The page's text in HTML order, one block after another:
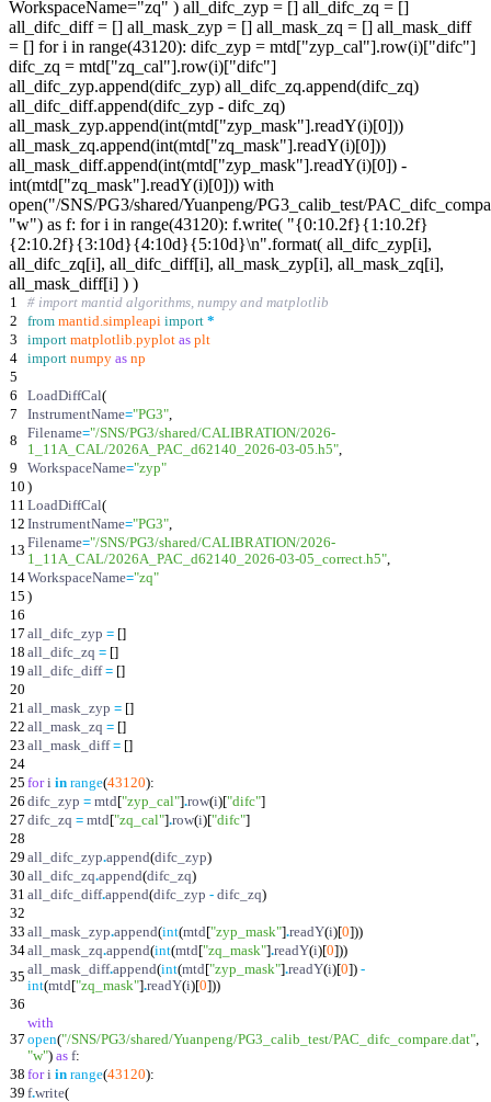
WorkspaceName="zq" ) all_difc_zyp = [] all_difc_zq = []
all_difc_diff = [] all_mask_zyp = [] all_mask_zq = [] all_mask_diff
= [] for i in range(43120): difc_zyp = mtd["zyp_cal"].row(i)["difc"]
difc_zq = mtd["zq_cal"].row(i)["difc"]
all_difc_zyp.append(difc_zyp) all_difc_zq.append(difc_zq)
all_difc_diff.append(difc_zyp - difc_zq)
all_mask_zyp.append(int(mtd["zyp_mask"].readY(i)[0]))
all_mask_zq.append(int(mtd["zq_mask"].readY(i)[0]))
all_mask_diff.append(int(mtd["zyp_mask"].readY(i)[0]) -
int(mtd["zq_mask"].readY(i)[0])) with
open("/SNS/PG3/shared/Yuanpeng/PG3_calib_test/
"w") as f: for i in range(43120): f.write( "{0:10.2f}{1:10.2f}
{2:10.2f}{3:10d}{4:10d}{5:10d}\n".format( all_difc_zyp[i],
all_difc_zq[i], all_difc_diff[i], all_mask_zyp[i], all_mask_zq[i],
all_mask_diff[i] ) )
1
# import mantid algorithms, numpy and matplotlib
2
from mantid.simpleapi import *
3
import matplotlib.pyplot as plt
4
import numpy as np
5
6
LoadDiffCal(
7
InstrumentName="PG3",
8
Filename="/SNS/PG3/shared/CALIBRATION/2026-
1_11A_CAL/2026A_PAC_d62140_2026-03-05.h5",
9
WorkspaceName="zyp"
10 )
11 LoadDiffCal(
12 InstrumentName="PG3",
13 Filename="/SNS/PG3/shared/CALIBRATION/2026-
1_11A_CAL/2026A_PAC_d62140_2026-03-05_correct.h5",
14WorkspaceName="zq"
15 )
16
17 all_difc_zyp = []
18 all_difc_zq = []
19 all_difc_diff = []
20
21 all_mask_zyp = []
22 all_mask_zq = []
23 all_mask_diff = []
24
25 for i in range(43120):
26 difc_zyp = mtd["zyp_cal"].row(i)["difc"]
27 difc_zq = mtd["zq_cal"].row(i)["difc"]
28
29 all_difc_zyp.append(difc_zyp)
30 all_difc_zq.append(difc_zq)
31 all_difc_diff.append(difc_zyp - difc_zq)
32
33 all_mask_zyp.append(int(mtd["zyp_mask"].readY(i)[0]))
34all_mask_zq.append(int(mtd["zq_mask"].readY(i)[0]))
35 all_mask_diff.append(int(mtd["zyp_mask"].readY(i)[0]) -
int(mtd["zq_mask"].readY(i)[0]))
36
37
with
open("/SNS/PG3/shared/Yuanpeng/PG3_calib_test/PAC_difc_compare.dat",
"w") as f:
38 for i in range(43120):
39 f.write(